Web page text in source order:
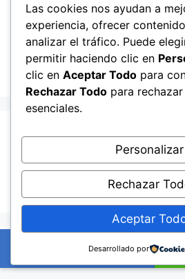
Recent Posts
Hello world!
Recent
A WordPress Commenter en
© 2026 Lampista me• Creado
+34601895352
Las cookies nos ayudan a
experiencia, ofrecer
analizar el tráfico. Puede
permitir haciendo clic en
clic en Aceptar Todo para
Rechazar Todo para
esenciales.
Personalizar
Rechazar
Aceptar
Desarrollado por